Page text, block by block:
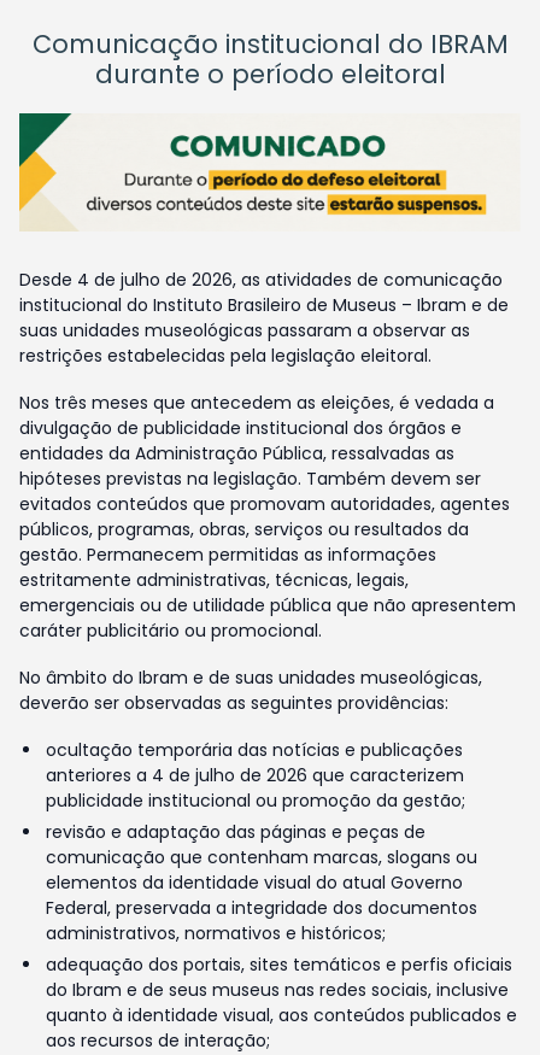
Comunicação institucional do IBRAM
durante o período eleitoral
Desde 4 de julho de 2026, as atividades de comunicação
institucional do Instituto Brasileiro de Museus – Ibram e de
suas unidades museológicas passaram a observar as
restrições estabelecidas pela legislação eleitoral.
Nos três meses que antecedem as eleições, é vedada a
divulgação de publicidade institucional dos órgãos e
entidades da Administração Pública, ressalvadas as
hipóteses previstas na legislação. Também devem ser
evitados conteúdos que promovam autoridades, agentes
públicos, programas, obras, serviços ou resultados da
gestão. Permanecem permitidas as informações
estritamente administrativas, técnicas, legais,
emergenciais ou de utilidade pública que não apresentem
caráter publicitário ou promocional.
No âmbito do Ibram e de suas unidades museológicas,
deverão ser observadas as seguintes providências:
ocultação temporária das notícias e publicações
anteriores a 4 de julho de 2026 que caracterizem
publicidade institucional ou promoção da gestão;
revisão e adaptação das páginas e peças de
comunicação que contenham marcas, slogans ou
elementos da identidade visual do atual Governo
Federal, preservada a integridade dos documentos
administrativos, normativos e históricos;
adequação dos portais, sites temáticos e perfis oficiais
do Ibram e de seus museus nas redes sociais, inclusive
quanto à identidade visual, aos conteúdos publicados e
aos recursos de interação;